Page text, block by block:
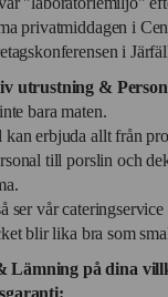
privatmiddagen i
i
utrustning &
bara maten.
kan erbjuda allt från
till porslin och
ser vår
blir lika bra som
Lämning på dina